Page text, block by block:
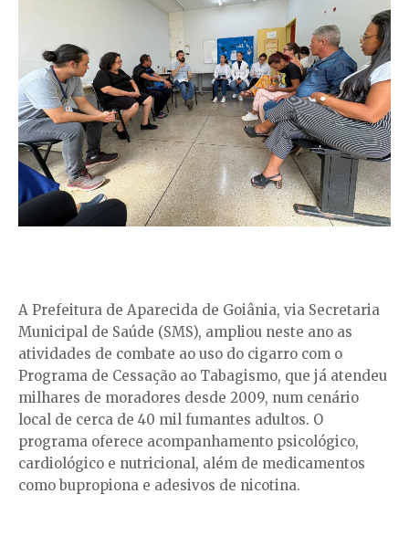
A Prefeitura de Aparecida de Goiânia, via Secretaria
Municipal de Saúde (SMS), ampliou neste ano as
atividades de combate ao uso do cigarro com o
Programa de Cessação ao Tabagismo, que já atendeu
milhares de moradores desde 2009, num cenário
local de cerca de 40 mil fumantes adultos. O
programa oferece acompanhamento psicológico,
cardiológico e nutricional, além de medicamentos
como bupropiona e adesivos de nicotina.